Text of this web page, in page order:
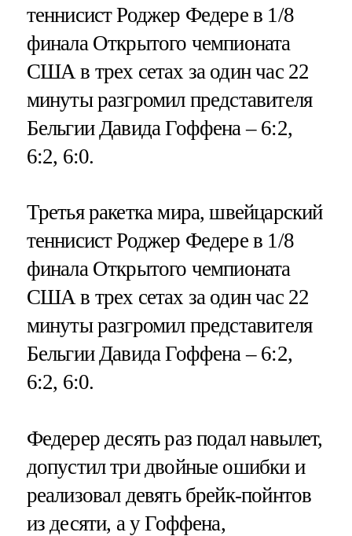
теннисист Роджер Федере в 1/8
финала Открытого чемпионата
США в трех сетах за один час 22
минуты разгромил представителя
Бельгии Давида Гоффена – 6:2,
6:2, 6:0.
Третья ракетка мира, швейцарский
теннисист Роджер Федере в 1/8
финала Открытого чемпионата
США в трех сетах за один час 22
минуты разгромил представителя
Бельгии Давида Гоффена – 6:2,
6:2, 6:0.
Федерер десять раз подал навылет,
допустил три двойные ошибки и
реализовал девять брейк-пойнтов
из десяти, а у Гоффена,